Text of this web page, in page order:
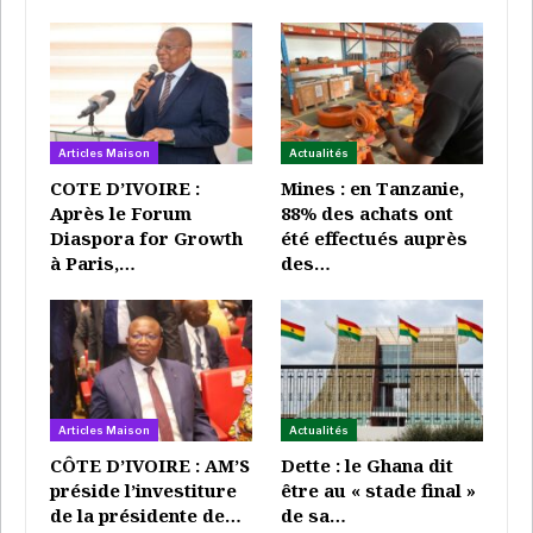
Des caisses de la CNSS et
CNAMGS à assainir
A LIRE AUSSI
Au Gabon, le dernier Premier ministre d’Ali
Gabon: «Je n’ai violé aucune loi», affirme…
Super Admin Nov 15, 2024
Gabon: vif débat sur la citoyenneté avant le
prochain…
Super Admin Juil 29, 2024
Articles Maison
COTE D’IVOIRE :
Après le Forum
Diaspora for Growth
à Paris,…
Actualités
Mines : en Tanzanie,
88% des achats ont
été effectués auprès
des…
Articles Maison
CÔTE D’IVOIRE : AM’S
préside l’investiture
de la présidente de…
Actualités
Dette : le Ghana dit
être au « stade final »
de sa…